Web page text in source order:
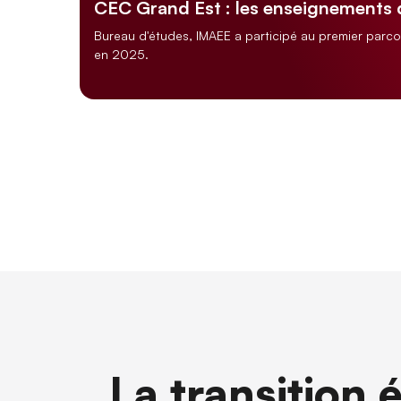
CEC Grand Est : les enseignements
Bureau d'études, IMAEE a participé au premier
en 2025.